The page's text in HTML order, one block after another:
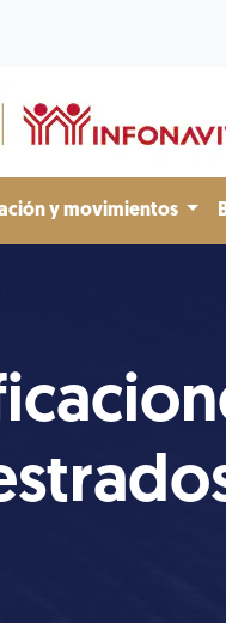
y movimientos